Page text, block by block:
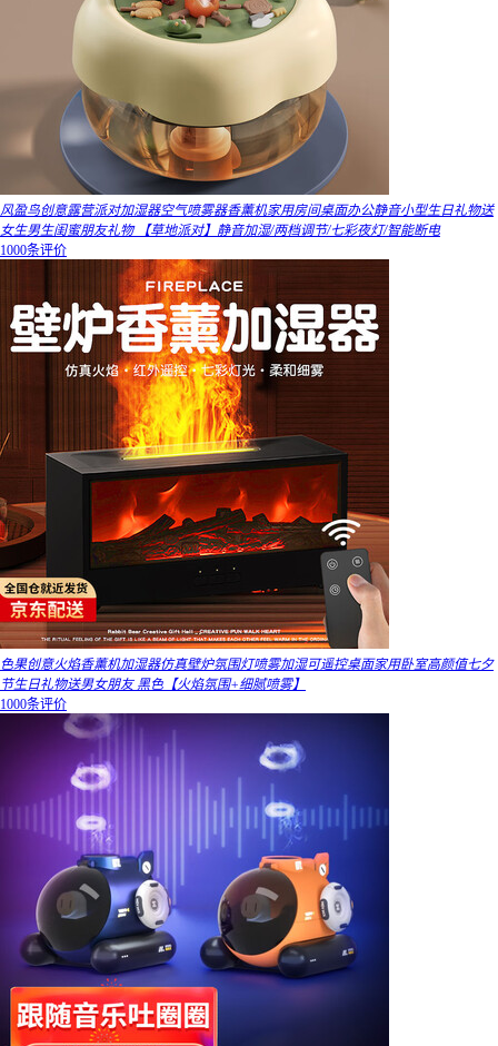
风盈鸟创意露营派对加湿器空气喷雾器香薰机家用房间桌面办公静音小型生日礼物送
女生男生闺蜜朋友礼物 【草地派对】静音加湿/两档调节/七彩夜灯/智能断电
1000条评价
色果创意火焰香薰机加湿器仿真壁炉氛围灯喷雾加湿可遥控桌面家用卧室高颜值七夕
节生日礼物送男女朋友 黑色【火焰氛围+细腻喷雾】
1000条评价